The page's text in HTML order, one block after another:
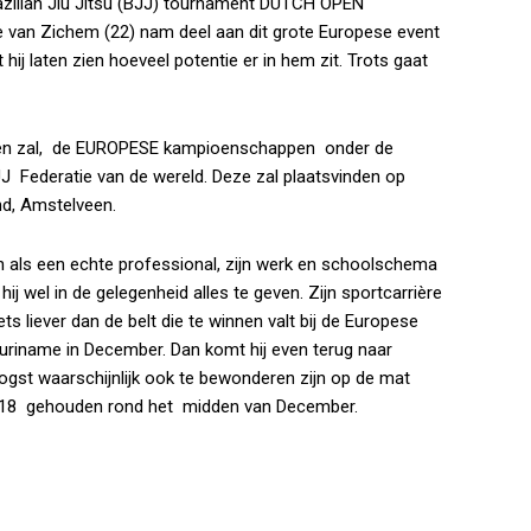
van Zichem (22) nam deel aan dit grote Europese event
laten zien hoeveel potentie er in hem zit. Trots gaat
de EUROPESE kampioenschappen onder de
van de wereld. Deze zal plaatsvinden op
Amstelveen.
een echte professional, zijn werk en schoolschema
wel in de gelegenheid alles te geven. Zijn sportcarrière
liever dan de belt die te winnen valt bij de Europese
in December. Dan komt hij even terug naar
waarschijnlijk ook te bewonderen zijn op de mat
gehouden rond het midden van December.